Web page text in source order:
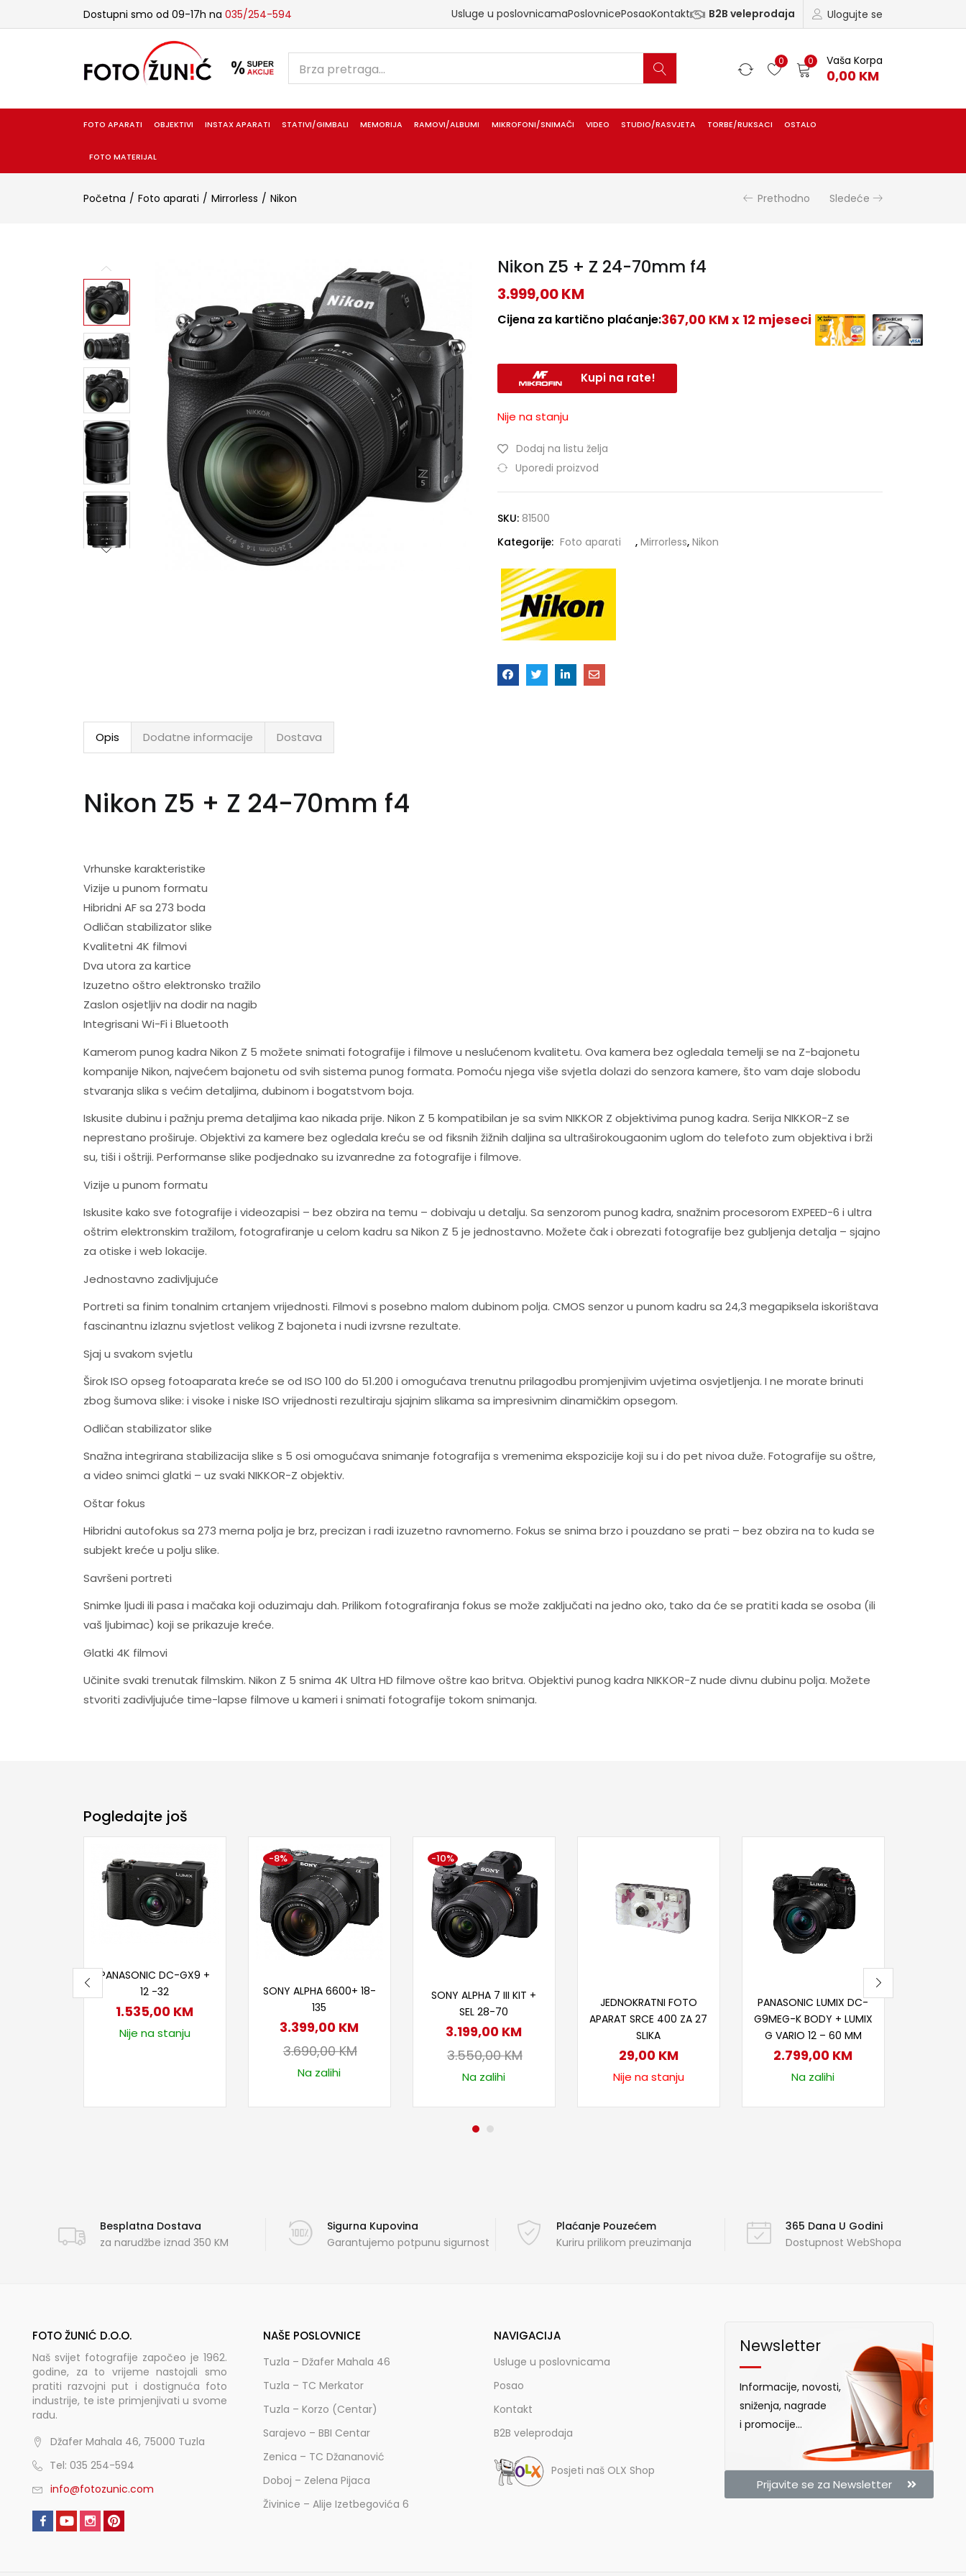
Dostupni smo od 09-17h na 035/254-594 Ulogujte se
Usluge u poslovnicamaPoslovnicePosaoKontakt B2B veleprodaja
0 0 Vaša Korpa
0,00 KM
FOTO APARATI OBJEKTIVI INSTAX APARATI STATIVI/GIMBALI MEMORIJA RAMOVI/ALBUMI MIKROFONI/SNIMAČI VIDEO STUDIO/RASVJETA TORBE/RUKSACI OSTALO
FOTO MATERIJAL
Početna Foto aparati Mirrorless Nikon Prethodno Sledeće
Nikon Z5 + Z 24-70mm f4
3.999,00KM
Cijena za kartično plaćanje:367,00 KM x 12 mjeseci
Kupi na rate!
Nije na stanju
Dodaj na listu želja
Uporedi proizvod
SKU: 81500
Kategorije: Foto aparati , Mirrorless, Nikon
Opis Dodatne informacije Dostava
Nikon Z5 + Z 24-70mm f4
Vrhunske karakteristike
Vizije u punom formatu
Hibridni AF sa 273 boda
Odličan stabilizator slike
Kvalitetni 4K filmovi
Dva utora za kartice
Izuzetno oštro elektronsko tražilo
Zaslon osjetljiv na dodir na nagib
Integrisani Wi-Fi i Bluetooth
Kamerom punog kadra Nikon Z 5 možete snimati fotografije i filmove u neslućenom kvalitetu. Ova kamera bez ogledala temelji se na Z-bajonetu
kompanije Nikon, najvećem bajonetu od svih sistema punog formata. Pomoću njega više svjetla dolazi do senzora kamere, što vam daje slobodu
stvaranja slika s većim detaljima, dubinom i bogatstvom boja.
Iskusite dubinu i pažnju prema detaljima kao nikada prije. Nikon Z 5 kompatibilan je sa svim NIKKOR Z objektivima punog kadra. Serija NIKKOR-Z se
neprestano proširuje. Objektivi za kamere bez ogledala kreću se od fiksnih žižnih daljina sa ultraširokougaonim uglom do telefoto zum objektiva i brži
su, tiši i oštriji. Performanse slike podjednako su izvanredne za fotografije i filmove.
Vizije u punom formatu
Iskusite kako sve fotografije i videozapisi – bez obzira na temu – dobivaju u detalju. Sa senzorom punog kadra, snažnim procesorom EXPEED-6 i ultra
oštrim elektronskim tražilom, fotografiranje u celom kadru sa Nikon Z 5 je jednostavno. Možete čak i obrezati fotografije bez gubljenja detalja – sjajno
za otiske i web lokacije.
Jednostavno zadivljujuće
Portreti sa finim tonalnim crtanjem vrijednosti. Filmovi s posebno malom dubinom polja. CMOS senzor u punom kadru sa 24,3 megapiksela iskorištava
fascinantnu izlaznu svjetlost velikog Z bajoneta i nudi izvrsne rezultate.
Sjaj u svakom svjetlu
Širok ISO opseg fotoaparata kreće se od ISO 100 do 51.200 i omogućava trenutnu prilagodbu promjenjivim uvjetima osvjetljenja. I ne morate brinuti
zbog šumova slike: i visoke i niske ISO vrijednosti rezultiraju sjajnim slikama sa impresivnim dinamičkim opsegom.
Odličan stabilizator slike
Snažna integrirana stabilizacija slike s 5 osi omogućava snimanje fotografija s vremenima ekspozicije koji su i do pet nivoa duže. Fotografije su oštre,
a video snimci glatki – uz svaki NIKKOR-Z objektiv.
Oštar fokus
Hibridni autofokus sa 273 merna polja je brz, precizan i radi izuzetno ravnomerno. Fokus se snima brzo i pouzdano se prati – bez obzira na to kuda se
subjekt kreće u polju slike.
Savršeni portreti
Snimke ljudi ili pasa i mačaka koji oduzimaju dah. Prilikom fotografiranja fokus se može zaključati na jedno oko, tako da će se pratiti kada se osoba (ili
vaš ljubimac) koji se prikazuje kreće.
Glatki 4K filmovi
Učinite svaki trenutak filmskim. Nikon Z 5 snima 4K Ultra HD filmove oštre kao britva. Objektivi punog kadra NIKKOR-Z nude divnu dubinu polja. Možete
stvoriti zadivljujuće time-lapse filmove u kameri i snimati fotografije tokom snimanja.
Pogledajte još
PANASONIC DC-GX9 +
12 -32
1.535,00 KM
Nije na stanju
SONY ALPHA 6600+ 18-
135
3.399,00 KM
3.690,00KM
-8%
Na zalihi
SONY ALPHA 7 III KIT +
SEL 28-70
3.199,00 KM
3.550,00KM
-10%
Na zalihi
JEDNOKRATNI FOTO
APARAT SRCE 400 ZA 27
SLIKA
29,00 KM
Nije na stanju
PANASONIC LUMIX DC-
G9MEG-K BODY + LUMIX
G VARIO 12 – 60 MM
2.799,00 KM
Na zalihi
Besplatna Dostava
za narudžbe iznad 350 KM
Sigurna Kupovina
Garantujemo potpunu sigurnost
Plaćanje Pouzećem
Kuriru prilikom preuzimanja
365 Dana U Godini
Dostupnost WebShopa
FOTO ŽUNIĆ D.O.O.
Naš svijet fotografije započeo je 1962.
godine, za to vrijeme nastojali smo
pratiti razvojni put i dostignuća foto
industrije, te iste primjenjivati u svome
radu.
Džafer Mahala 46, 75000 Tuzla
Tel: 035 254-594
info@fotozunic.com
NAŠE POSLOVNICE
Tuzla – Džafer Mahala 46
Tuzla – TC Merkator
Tuzla – Korzo (Centar)
Sarajevo – BBI Centar
Zenica – TC Džananović
Doboj – Zelena Pijaca
Živinice – Alije Izetbegovića 6
NAVIGACIJA
Usluge u poslovnicama
Posao
Kontakt
B2B veleprodaja
Posjeti naš OLX Shop
Newsletter
Informacije, novosti,
sniženja, nagrade
i promocije...
Prijavite se za Newsletter